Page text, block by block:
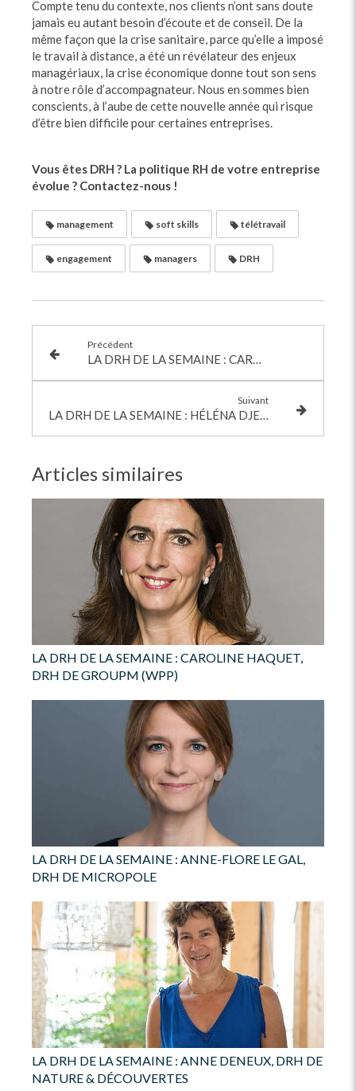
Compte tenu du contexte, nos clients n’ont sans doute
jamais eu autant besoin d’écoute et de conseil. De la
même façon que la crise sanitaire, parce qu’elle a imposé
le travail à distance, a été un révélateur des enjeux
managériaux, la crise économique donne tout son sens
à notre rôle d’accompagnateur. Nous en sommes bien
conscients, à l’aube de cette nouvelle année qui risque
d’être bien difficile pour certaines entreprises.
Vous êtes DRH ? La politique RH de votre entreprise
évolue ? Contactez-nous !
management soft skills télétravail
engagement managers DRH
Précédent
LA DRH DE LA SEMAINE : CAROLINE HAQUET, DRH DE GROUPM (WPP)
Suivant
LA DRH DE LA SEMAINE : HÉLÉNA DJEN, DRH D’AOS
Articles similaires
LA DRH DE LA SEMAINE : CAROLINE HAQUET,
DRH DE GROUPM (WPP)
LA DRH DE LA SEMAINE : ANNE-FLORE LE GAL,
DRH DE MICROPOLE
LA DRH DE LA SEMAINE : ANNE DENEUX, DRH DE
NATURE & DÉCOUVERTES